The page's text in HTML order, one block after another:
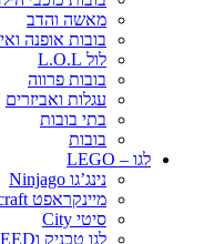
מאשה והדב
בובות אופנה
לול L.O.L
בובות פרווה
עגלות ואביזרים
בתי בובות
בובות
לגו – LEGO
נינג’גו Ninjago
מיינקראפט Minecraft
סיטי City
לגו טכניק וSPEED